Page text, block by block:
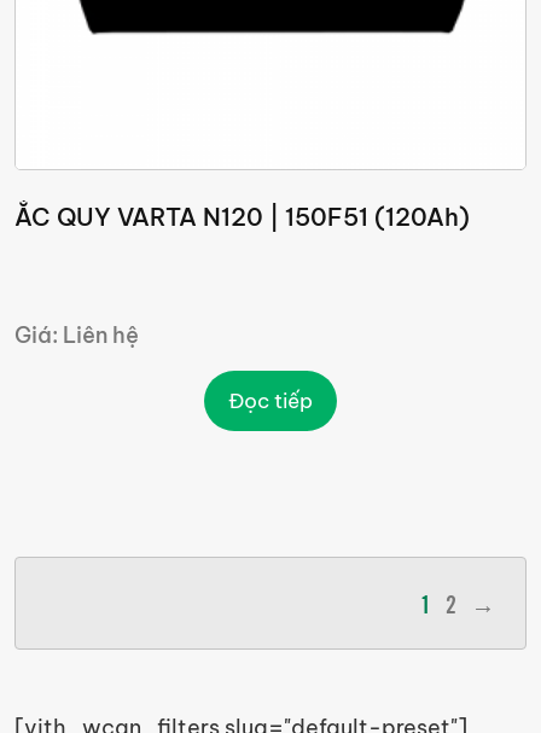
ẮC QUY VARTA N120 | 150F51 (120Ah)
Giá: Liên hệ
Đọc tiếp
1 2 →